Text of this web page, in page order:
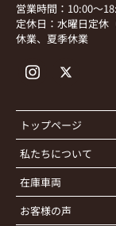
営業時間：10:00～
定休日：水曜日定休
休業、夏季休業
トップページ
私たちについて
在庫車両
お客様の声